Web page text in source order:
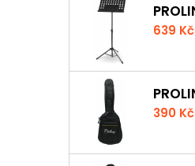
639 Kč
390 Kč